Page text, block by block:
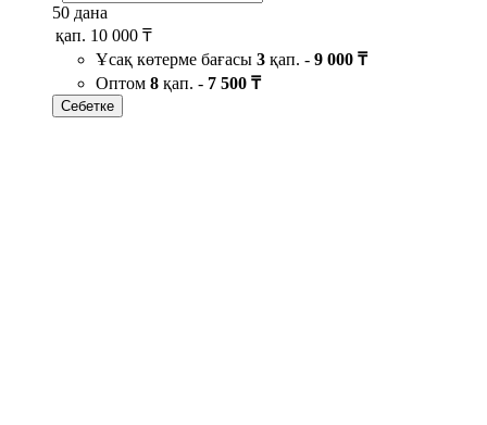
50 дана
қап. 10 000 ₸
Ұсақ көтерме бағасы 3 қап. - 9 000 ₸
Оптом 8 қап. - 7 500 ₸
Себетке